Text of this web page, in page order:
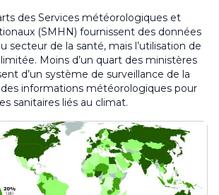
des Services météorologiques et
(SMHN) fournissent des données
secteur de la santé, mais l’utilisation de
Moins d’un quart des ministères
d’un système de surveillance de la
informations météorologiques pour
sanitaires liés au climat.